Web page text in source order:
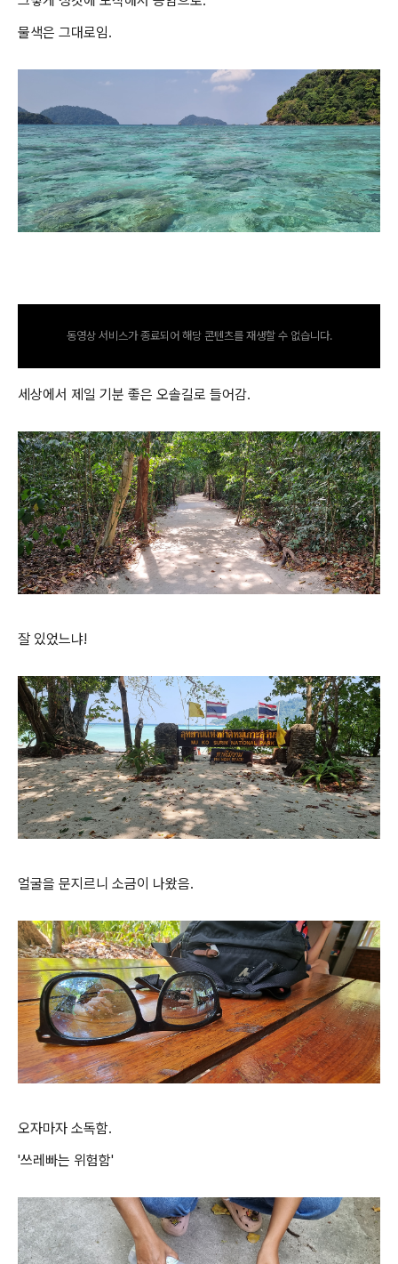
물색은 그대로임.
동영상 서비스가 종료되어 해당 콘텐츠를 재생할 수 없습니다.
세상에서 제일 기분 좋은 오솔길로 들어감.
잘 있었느냐!
얼굴을 문지르니 소금이 나왔음.
오자마자 소독함.
'쓰레빠는 위험함'